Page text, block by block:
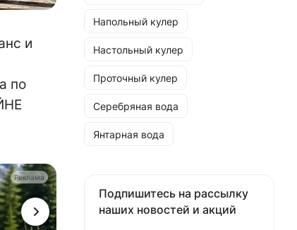
и
по
Реклама
Напольный кулер
Настольный кулер
Проточный кулер
Серебряная вода
Янтарная вода
Подпишитесь на рассылку
наших новостей и акций